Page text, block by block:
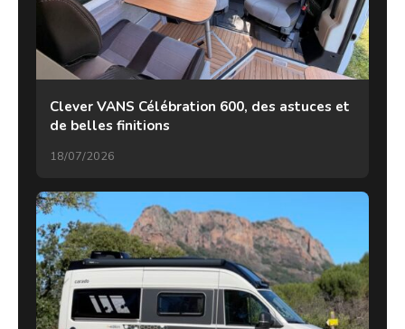
Clever VANS Célébration 600, des astuces et
de belles finitions
18/07/2026